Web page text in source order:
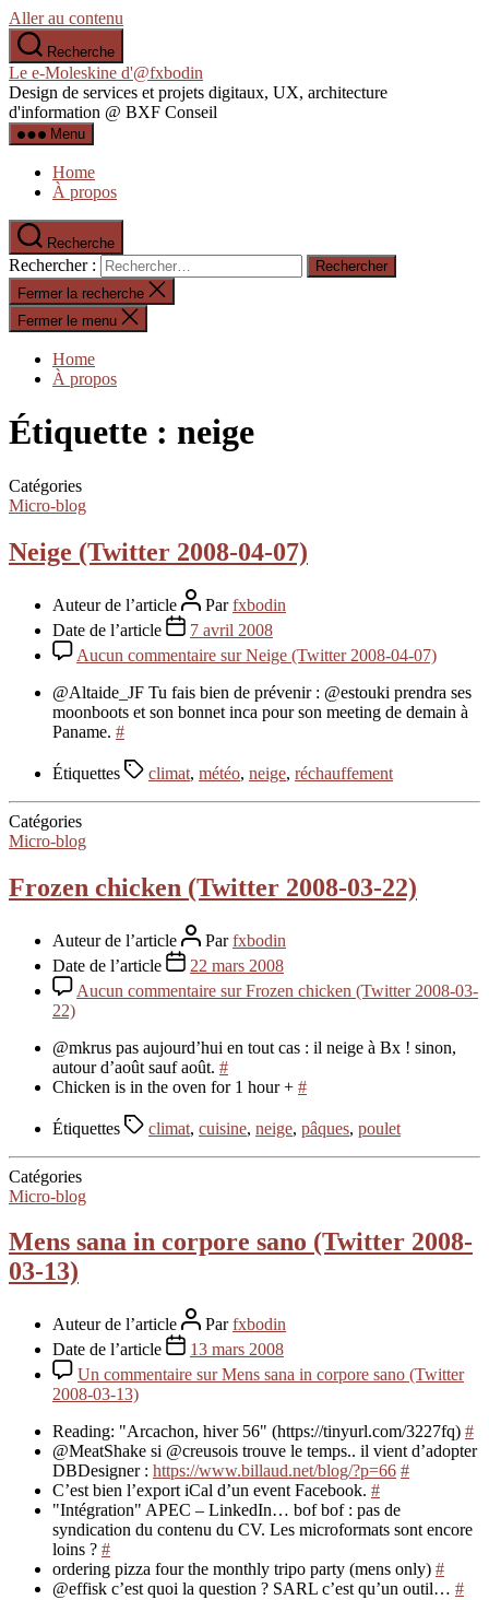
Aller au contenu
Recherche
Le e-Moleskine d'@fxbodin
Design de services et projets digitaux, UX, architecture
d'information @ BXF Conseil
Menu
Home
À propos
Recherche
Rechercher :
Fermer la recherche
Fermer le menu
Home
À propos
Étiquette : neige
Catégories
Micro-blog
Neige (Twitter 2008-04-07)
Auteur de l’article Parfxbodin
Date de l’article
7 avril 2008
Aucun commentaire sur Neige (Twitter 2008-04-07)
@Altaide_JF Tu fais bien de prévenir : @estouki prendra ses
moonboots et son bonnet inca pour son meeting de demain à
Paname. #
Étiquettes climat, météo, neige, réchauffement
Catégories
Micro-blog
Frozen chicken (Twitter 2008-03-22)
Auteur de l’article Parfxbodin
Date de l’article
22 mars 2008
Aucun commentaire sur Frozen chicken (Twitter 2008-03-
22)
@mkrus pas aujourd’hui en tout cas : il neige à Bx ! sinon,
autour d’août sauf août. #
Chicken is in the oven for 1 hour + #
Étiquettes climat, cuisine, neige, pâques, poulet
Catégories
Micro-blog
Mens sana in corpore sano (Twitter 2008-
03-13)
Auteur de l’article Parfxbodin
Date de l’article
13 mars 2008
Un commentaire sur Mens sana in corpore sano (Twitter
2008-03-13)
Reading: "Arcachon, hiver 56" (https://tinyurl.com/3227fq) #
@MeatShake si @creusois trouve le temps.. il vient d’adopter
DBDesigner : https://www.billaud.net/blog/?p=66 #
C’est bien l’export iCal d’un event Facebook. #
"Intégration" APEC – LinkedIn… bof bof : pas de
syndication du contenu du CV. Les microformats sont encore
loins ? #
ordering pizza four the monthly tripo party (mens only) #
@effisk c’est quoi la question ? SARL c’est qu’un outil… #